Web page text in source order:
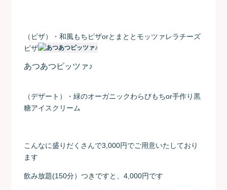
（ピザ）・和風もちピザorとまととモッツァレラチーズ
ピザ
あつあつピッツァ♪
（デザート）・緑のオーガニックわらびもちor手作り黒
糖アイスクリーム
こんなに盛りだくさんで3,000円でご用意いたしており
ます
飲み放題(150分）つきですと、4,000円です